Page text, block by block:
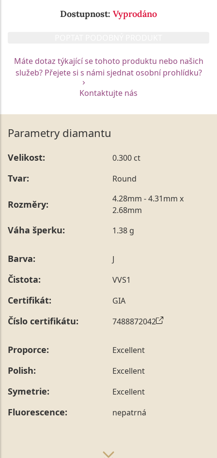
Dostupnost: Vyprodáno
Máte dotaz týkající se tohoto produktu nebo našich
služeb? Přejete si s námi sjednat osobní prohlídku?
Kontaktujte nás
Parametry diamantu
Velikost: 0.300 ct
Tvar: Round
Rozměry:
4.28mm - 4.31mm x
2.68mm
Váha šperku: 1.38 g
Barva: J
Čistota: VVS1
Certifikát: GIA
Číslo certifikátu: 7488872042
Proporce: Excellent
Polish: Excellent
Symetrie: Excellent
Fluorescence: nepatrná